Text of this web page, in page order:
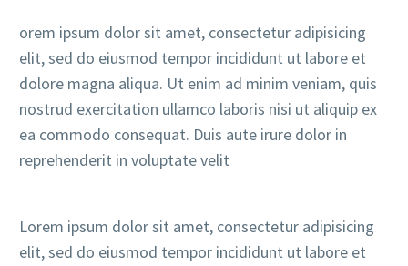
orem ipsum dolor sit amet, consectetur adipisicing
elit, sed do eiusmod tempor incididunt ut labore et
dolore magna aliqua. Ut enim ad minim veniam, quis
nostrud exercitation ullamco laboris nisi ut aliquip ex
ea commodo consequat. Duis aute irure dolor in
reprehenderit in voluptate velit
Lorem ipsum dolor sit amet, consectetur adipisicing
elit, sed do eiusmod tempor incididunt ut labore et